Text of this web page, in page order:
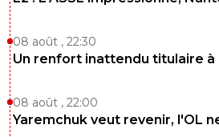
08 août , 22:30
Un renfort inattendu titulaire à
08 août , 22:00
Yaremchuk veut revenir, l'OL